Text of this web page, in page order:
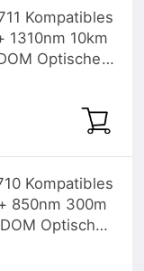
Kompatibles
1310nm 10km
Optische
Kompatibles
850nm 300m
Optische